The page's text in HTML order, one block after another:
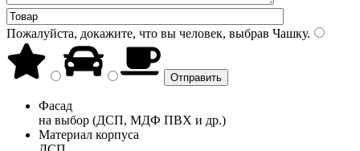
Пожалуйста, докажите, что вы человек, выбрав Чашку.
Фасад
на выбор (ДСП, МДФ ПВХ и др.)
Материал корпуса